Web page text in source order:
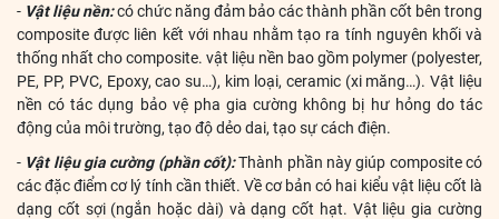
- Vật liệu nền:có chức năng đảm bảo các thành phần cốt bên trong
composite được liên kết với nhau nhằm tạo ra tính nguyên khối và
thống nhất cho composite. vật liệu nền bao gồm polymer (polyester,
PE, PP, PVC, Epoxy, cao su…), kim loại, ceramic (xi măng…). Vật liệu
nền có tác dụng bảo vệ pha gia cường không bị hư hỏng do tác
động của môi trường, tạo độ dẻo dai, tạo sự cách điện.
- Vật liệu gia cường (phần cốt):Thành phần này giúp composite có
các đặc điểm cơ lý tính cần thiết. Về cơ bản có hai kiểu vật liệu cốt là
dạng cốt sợi (ngắn hoặc dài) và dạng cốt hạt. Vật liệu gia cường